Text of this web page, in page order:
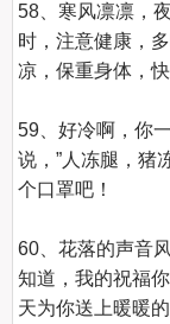
58、寒风凛凛，
时，注意健康，
凉，保重身体，快
59、好冷啊，你
说，”人冻腿，猪
个口罩吧！
60、花落的声音
知道，我的祝福
天为你送上暖暖的